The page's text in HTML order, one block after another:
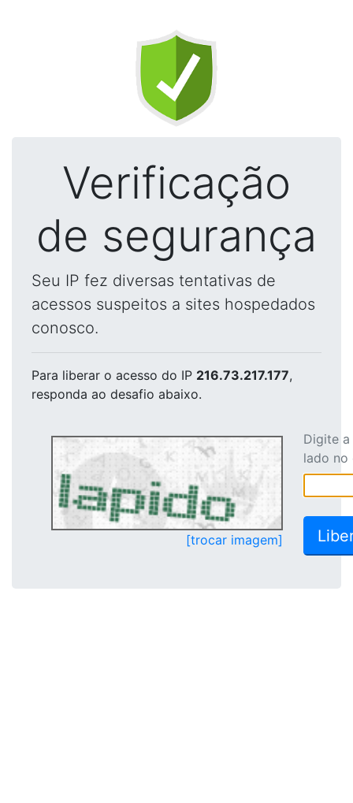
Verificação
de segurança
Seu IP fez diversas tentativas de
acessos suspeitos a sites hospedados
conosco.
Para liberar o acesso do IP 216.73.217.177,
responda ao desafio abaixo.
[trocar imagem]
Digite
lado no